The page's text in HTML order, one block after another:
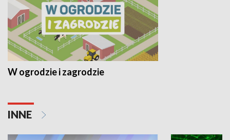
W ogrodzie i zagrodzie
INNE